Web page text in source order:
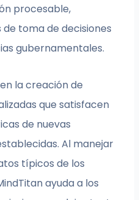
procesable,
toma de decisiones
gubernamentales.
la creación de
que satisfacen
de nuevas
Al manejar
típicos de los
ayuda a los